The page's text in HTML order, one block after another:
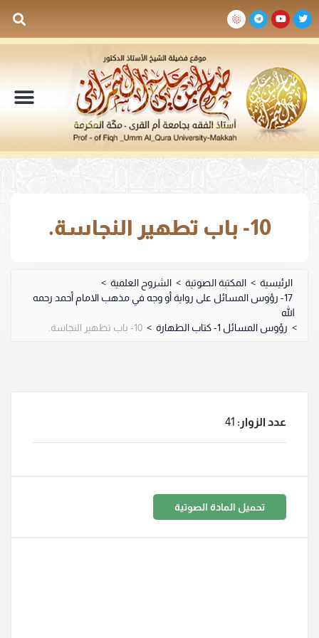
10- باب تطهير النجاسة.
الرئيسية > المكتبة الصوتية > الشروح العلمية >
17- رؤوس المسائل على رواية أو وجه في مذهب الامام أحمد رحمه
الله
> رؤوس المسائل 1- كتاب الطهارة > 10- باب تطهير النجاسة.
عدد الزوار: 41
تحميل المادة الصوتية